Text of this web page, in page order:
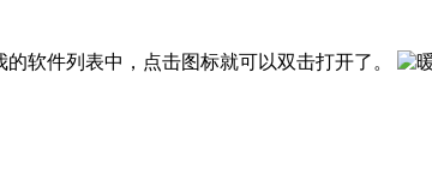
软件列表中，点击图标就可以双击打开了。